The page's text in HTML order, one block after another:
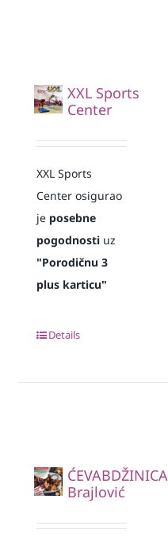
XXL Sports
Center
XXL Sports
Center osigurao
je posebne
pogodnostiuz
"Porodičnu 3
plus karticu"
Details
ĆEVABDŽINICA
Brajlović